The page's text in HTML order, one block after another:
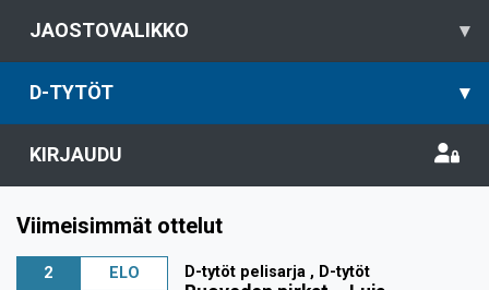
JAOSTOVALIKKO ▾
D-TYTÖT ▾
KIRJAUDU
Viimeisimmät ottelut
2 ELO D-tytöt pelisarja , D-tytöt